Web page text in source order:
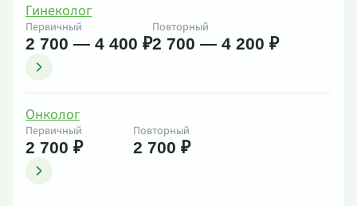
Гинеколог
Первичный
2 700 — 4 400 ₽
Повторный
2 700 — 4 200 ₽
Онколог
Первичный
2 700 ₽
Повторный
2 700 ₽